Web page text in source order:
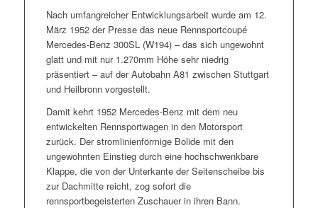
Nach umfangreicher Entwicklungsarbeit wurde am 12.
März 1952 der Presse das neue Rennsportcoupé
Mercedes-Benz 300SL (W194) – das sich ungewohnt
glatt und mit nur 1.270mm Höhe sehr niedrig
präsentiert – auf der Autobahn A81 zwischen Stuttgart
und Heilbronn vorgestellt.
Damit kehrt 1952 Mercedes-Benz mit dem neu
entwickelten Rennsportwagen in den Motorsport
zurück. Der stromlinienförmige Bolide mit den
ungewohnten Einstieg durch eine hochschwenkbare
Klappe, die von der Unterkante der Seitenscheibe bis
zur Dachmitte reicht, zog sofort die
rennsportbegeisterten Zuschauer in ihren Bann.